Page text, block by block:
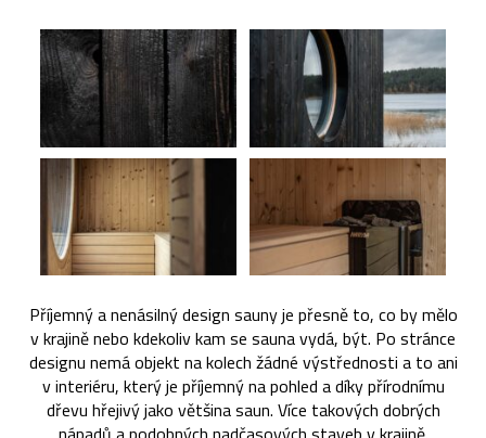
Příjemný a nenásilný design sauny je přesně to, co by mělo
v krajině nebo kdekoliv kam se sauna vydá, být. Po stránce
designu nemá objekt na kolech žádné výstřednosti a to ani
v interiéru, který je příjemný na pohled a díky přírodnímu
dřevu hřejivý jako většina saun. Více takových dobrých